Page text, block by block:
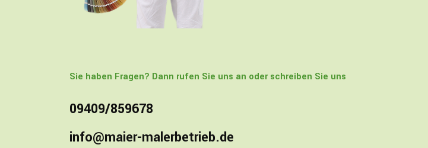
Sie haben Fragen? Dann rufen Sie uns an oder schreiben Sie uns
09409/859678
info@maier-malerbetrieb.de